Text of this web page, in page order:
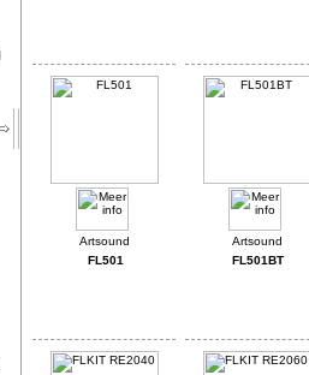
FL501 FL501BT